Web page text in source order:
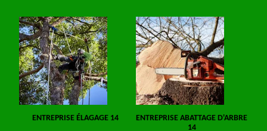
ENTREPRISE ÉLAGAGE 14
ENTREPRISE ABATTAGE D'ARBRE
14